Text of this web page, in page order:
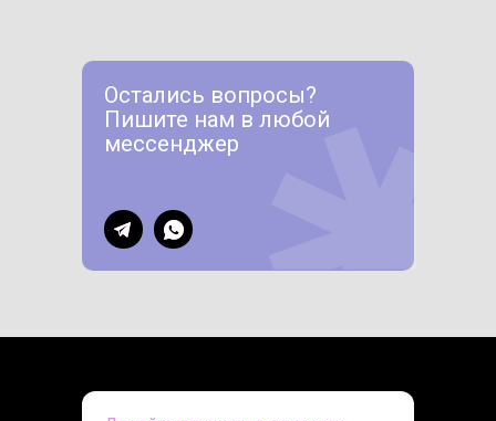
Остались вопросы?
Пишите нам в любой
мессенджер